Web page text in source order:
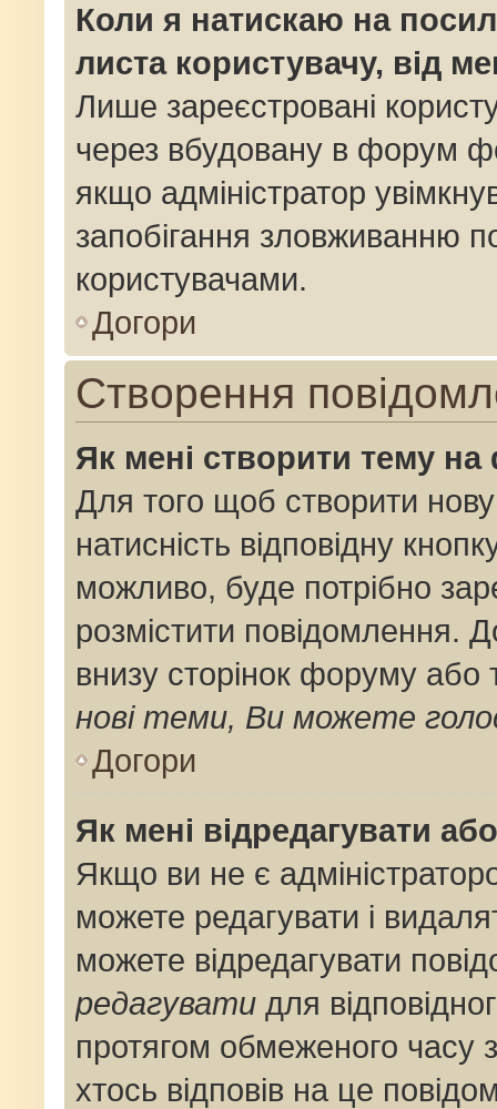
Коли я натискаю на
листа користувачу, від
Лише зареєстровані
через вбудовану в форум
якщо адміністратор
запобігання зловживанню
користувачами.
Догори
Створення
Як мені створити тему
Для того щоб створити
натисність відповідну
можливо, буде потрібно
розмістити повідомлення.
внизу сторінок форуму або
нові теми, Ви можете
Догори
Як мені відредагувати
Якщо ви не є
можете редагувати і
можете відредагувати
редагувати для
протягом обмеженого
хтось відповів на це